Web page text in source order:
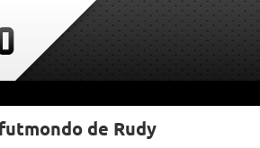
de Rudy